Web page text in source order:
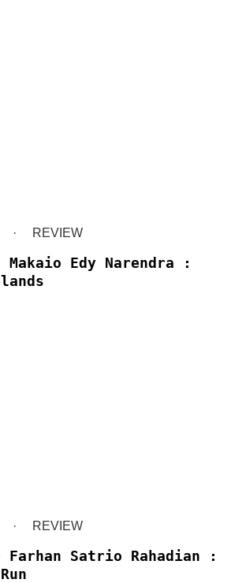
REVIEW
Makaio Edy Narendra :
REVIEW
Farhan Satrio Rahadian :